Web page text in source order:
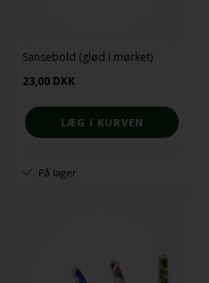
Sansebold (glød i mørket)
23,00 DKK
På lager